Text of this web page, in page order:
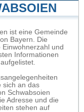
ist eine Gemeinde
Bayern. Die
Einwohnerzahl und
Informationen
sich an das
Schwabsoien
Adresse und die
stehen auf